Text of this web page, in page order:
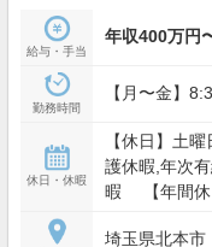
給与・手当
年収400万円
勤務時間
【月〜金】
休日・休暇
【休日】土
護休暇,年次
暇 【年間休
埼玉県北本市